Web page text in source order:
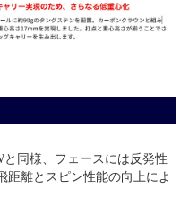
同様、フェースには反発性
距離とスピン性能の向上によ